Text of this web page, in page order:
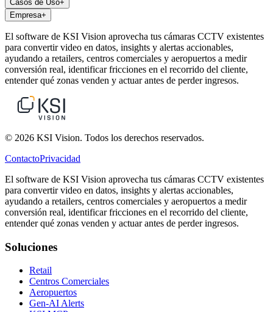
Casos de Uso+
Empresa+
El software de KSI Vision aprovecha tus cámaras CCTV existentes
para convertir video en datos, insights y alertas accionables,
ayudando a retailers, centros comerciales y aeropuertos a medir
conversión real, identificar fricciones en el recorrido del cliente,
entender qué zonas venden y actuar antes de perder ingresos.
© 2026 KSI Vision. Todos los derechos reservados.
ContactoPrivacidad
El software de KSI Vision aprovecha tus cámaras CCTV existentes
para convertir video en datos, insights y alertas accionables,
ayudando a retailers, centros comerciales y aeropuertos a medir
conversión real, identificar fricciones en el recorrido del cliente,
entender qué zonas venden y actuar antes de perder ingresos.
Soluciones
Retail
Centros Comerciales
Aeropuertos
Gen-AI Alerts